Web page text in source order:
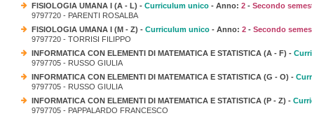
FISIOLOGIA UMANA I (A - L) - Curriculum unico - Anno: 2 - Secondo
9797720 - PARENTI ROSALBA
FISIOLOGIA UMANA I (M - Z) - Curriculum unico - Anno: 2 - Secondo
9797720 - TORRISI FILIPPO
INFORMATICA CON ELEMENTI DI MATEMATICA E STATISTICA (A - F) -
9797705 - RUSSO GIULIA
INFORMATICA CON ELEMENTI DI MATEMATICA E STATISTICA (G - O) -
9797705 - RUSSO GIULIA
INFORMATICA CON ELEMENTI DI MATEMATICA E STATISTICA (P - Z) -
9797705 - PAPPALARDO FRANCESCO